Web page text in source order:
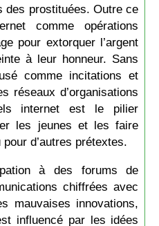
des prostituées. Outre ce
comme opérations
pour extorquer l’argent
à leur honneur. Sans
comme incitations et
réseaux d’organisations
internet est le pilier
les jeunes et les faire
d’autres prétextes.
à des forums de
chiffrées avec
mauvaises innovations,
influencé par les idées